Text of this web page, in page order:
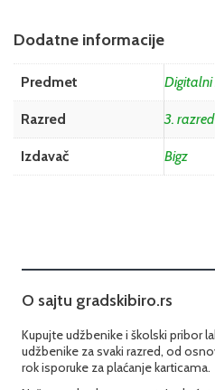
Dodatne informacije
Predmet Digitalni
Razred 3.
Izdavač Bigz
O sajtu gradskibiro.rs
Kupujte udžbenike i školski pribor
udžbenike za svaki razred, od
rok isporuke za plaćanje karticama.